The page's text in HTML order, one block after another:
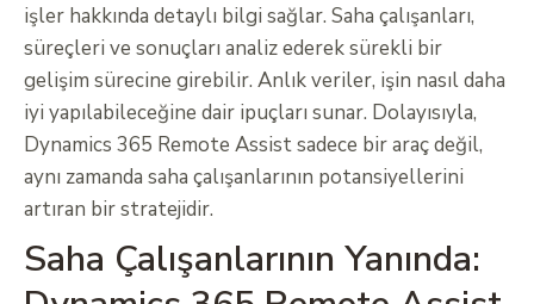
işler hakkında detaylı bilgi sağlar. Saha çalışanları,
süreçleri ve sonuçları analiz ederek sürekli bir
gelişim sürecine girebilir. Anlık veriler, işin nasıl daha
iyi yapılabileceğine dair ipuçları sunar. Dolayısıyla,
Dynamics 365 Remote Assist sadece bir araç değil,
aynı zamanda saha çalışanlarının potansiyellerini
artıran bir stratejidir.
Saha Çalışanlarının Yanında: